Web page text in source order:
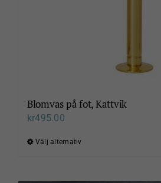
Blomvas på fot, Kattvik
kr495.00
Välj alternativDen